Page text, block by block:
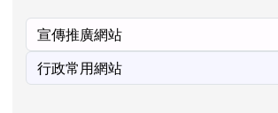
好站推薦快速連結